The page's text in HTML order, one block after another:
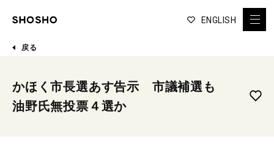
ENGLISH
戻る
かほく市長選あす告示 市議補選も
油野氏無投票４選か